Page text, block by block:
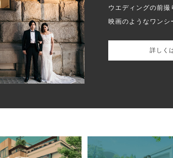
ウエディングの前
映画のようなワンシ
詳しく